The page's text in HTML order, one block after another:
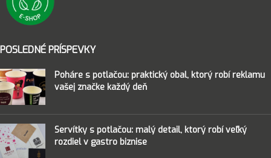
POSLEDNÉ PRÍSPEVKY
Poháre s potlačou: praktický obal, ktorý robí reklamu
vašej značke každý deň
Servítky s potlačou: malý detail, ktorý robí veľký
rozdiel v gastro biznise